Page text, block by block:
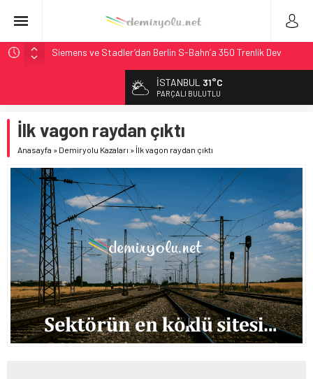
Siemens ve Stadler’dan Berlin S-Bahn’a 350 Trenlik Dev
Japonya Maglev Onayı: Bütçe 11 Trilyon Yen, Hedef 2036
Toronto Metrosu’nda Kapasite %40 Artıyor: Hitachi Rail
Metrolinx’in 604 Milyon CAD’lik Toronto Uzatmasında Kazı
Başladı
Alstom ve Siemens’ten São Paulo’da Çifte Sinyal Hamlesi
İSTANBUL 31°C
PARÇALI BULUTLU
İlk vagon raydan çıktı
Anasayfa » Demiryolu Kazaları » İlk vagon raydan çıktı